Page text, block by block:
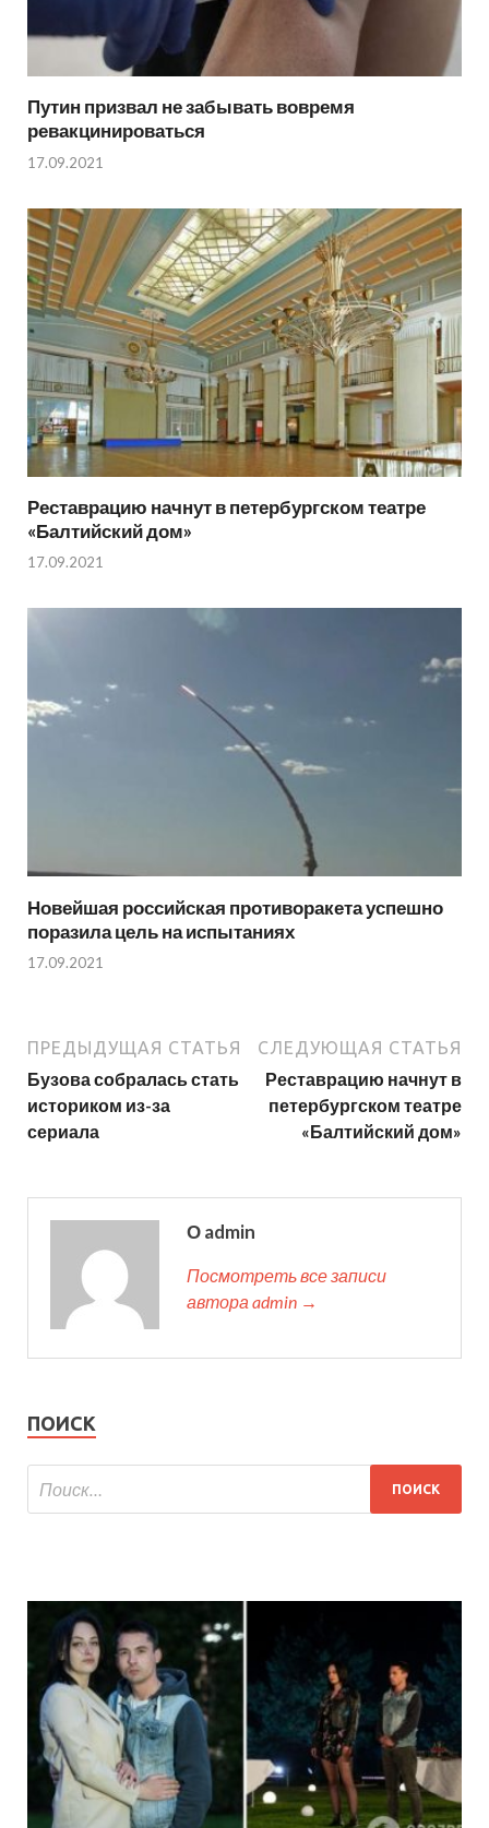
Путин призвал не забывать вовремя
ревакцинироваться
17.09.2021
Реставрацию начнут в петербургском театре
«Балтийский дом»
17.09.2021
Новейшая российская противоракета успешно
поразила цель на испытаниях
17.09.2021
ПРЕДЫДУЩАЯ СТАТЬЯ
Бузова собралась стать
историком из-за
сериала
СЛЕДУЮЩАЯ СТАТЬЯ
Реставрацию начнут в
петербургском театре
«Балтийский дом»
О admin
Посмотреть все записи
автора admin →
ПОИСК